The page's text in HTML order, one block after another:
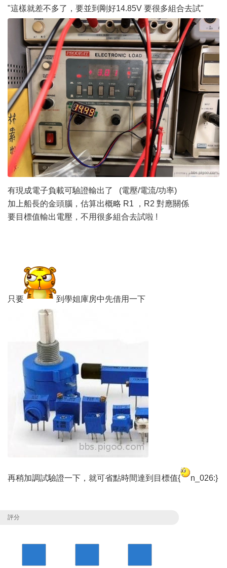
"這樣就差不多了，要並到剛好14.85V 要很多組合去試"
有現成電子負載可驗證輸出了 (電壓/電流/功率)
加上船長的金頭腦，估算出概略 R1 ，R2 對應關係
要目標值輸出電壓，不用很多組合去試啦 !
只要 到學姐庫房中先借用一下
再稍加調試驗證一下，就可省點時間達到目標值{ n_026:}
評分